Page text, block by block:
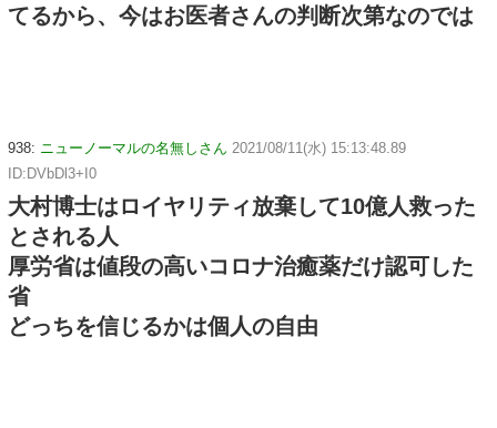
てるから、今はお医者さんの判断次第なのでは
938: ニューノーマルの名無しさん 2021/08/11(水) 15:13:48.89
ID:DVbDl3+I0
大村博士はロイヤリティ放棄して10億人救った
とされる人
厚労省は値段の高いコロナ治癒薬だけ認可した
省
どっちを信じるかは個人の自由